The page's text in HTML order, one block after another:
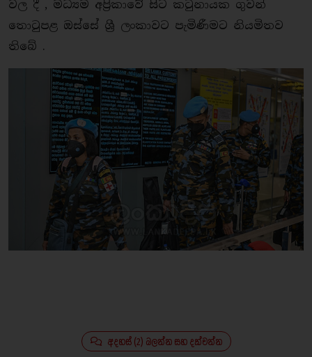
වල දී , මධ්‍යම අප්‍රිකාවේ සිට කටුනායක ගුවන්
තොටුපළ ඔස්සේ ශ්‍රී ලංකාවට පැමිණීමට නියමිතව
තිබේ .
අදහස් (2) බලන්න සහ දක්වන්න